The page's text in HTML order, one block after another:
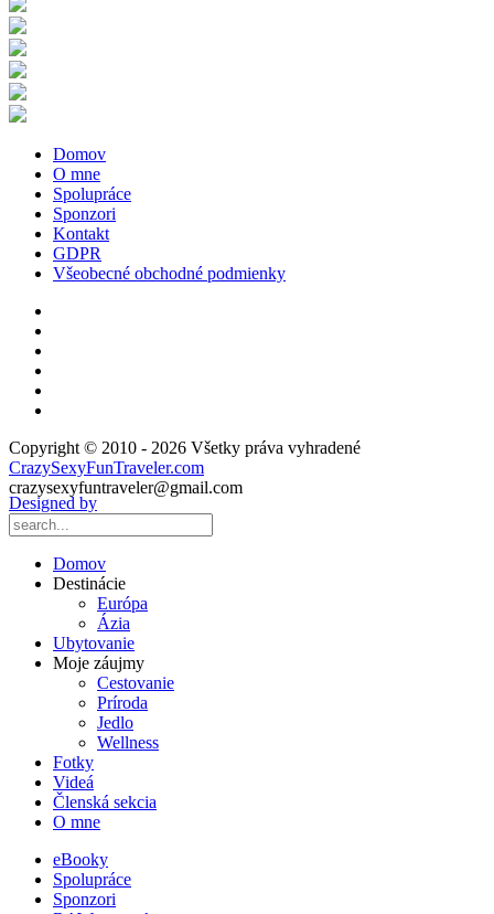
Domov
O mne
Spolupráce
Sponzori
Kontakt
GDPR
Všeobecné obchodné podmienky
Copyright © 2010 - 2026 Všetky práva vyhradené
CrazySexyFunTraveler.com
crazysexyfuntraveler@gmail.com
Designed by
Domov
Destinácie
Európa
Ázia
Ubytovanie
Moje záujmy
Cestovanie
Príroda
Jedlo
Wellness
Fotky
Videá
Členská sekcia
O mne
eBooky
Spolupráce
Sponzori